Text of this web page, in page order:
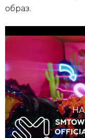
образ.